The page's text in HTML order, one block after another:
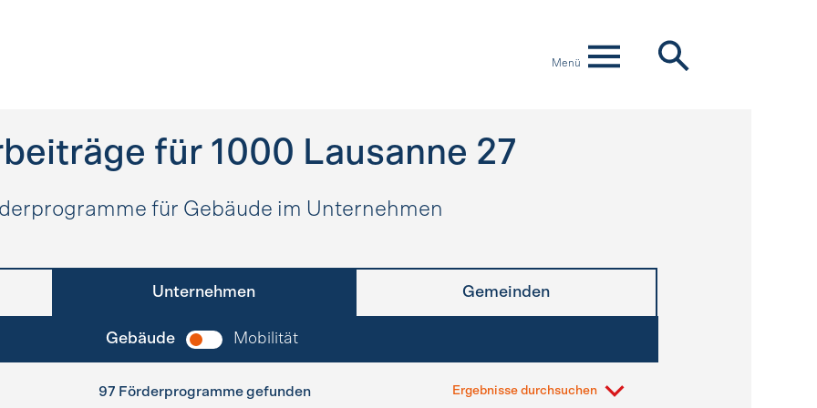
Menü
für 1000 Lausanne 27
für Gebäude im Unternehmen
Unternehmen Gemeinden
Gebäude Mobilität
97 Förderprogramme gefunden Ergebnisse durchsuchen